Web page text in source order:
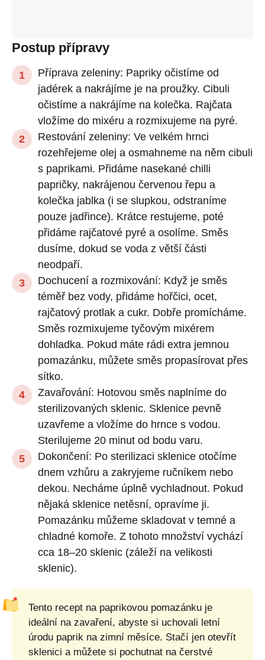
Postup přípravy
Příprava zeleniny: Papriky očistíme od
jadérek a nakrájíme je na proužky. Cibuli
očistíme a nakrájíme na kolečka. Rajčata
vložíme do mixéru a rozmixujeme na pyré.
Restování zeleniny: Ve velkém hrnci
rozehřejeme olej a osmahneme na něm cibuli
s paprikami. Přidáme nasekané chilli
papričky, nakrájenou červenou řepu a
kolečka jablka (i se slupkou, odstraníme
pouze jadřince). Krátce restujeme, poté
přidáme rajčatové pyré a osolíme. Směs
dusíme, dokud se voda z větší části
neodpaří.
Dochucení a rozmixování: Když je směs
téměř bez vody, přidáme hořčici, ocet,
rajčatový protlak a cukr. Dobře promícháme.
Směs rozmixujeme tyčovým mixérem
dohladka. Pokud máte rádi extra jemnou
pomazánku, můžete směs propasírovat přes
sítko.
Zavařování: Hotovou směs naplníme do
sterilizovaných sklenic. Sklenice pevně
uzavřeme a vložíme do hrnce s vodou.
Sterilujeme 20 minut od bodu varu.
Dokončení: Po sterilizaci sklenice otočíme
dnem vzhůru a zakryjeme ručníkem nebo
dekou. Necháme úplně vychladnout. Pokud
nějaká sklenice netěsní, opravíme ji.
Pomazánku můžeme skladovat v temné a
chladné komoře. Z tohoto množství vychází
cca 18–20 sklenic (záleží na velikosti
sklenic).
Tento recept na paprikovou pomazánku je
ideální na zavaření, abyste si uchovali letní
úrodu paprik na zimní měsíce. Stačí jen otevřít
sklenici a můžete si pochutnat na čerstvé